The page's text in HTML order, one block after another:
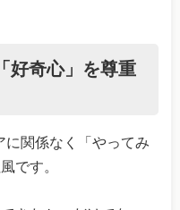
好奇心」を尊重
に関係なく「やってみ
です。